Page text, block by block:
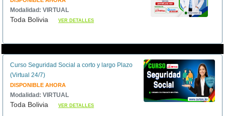
Modalidad: VIRTUAL
Toda BoliviaVER DETALLES
Curso Seguridad Social a corto y largo Plazo
(Virtual 24/7)
DISPONIBLE AHORA
Modalidad: VIRTUAL
Toda BoliviaVER DETALLES